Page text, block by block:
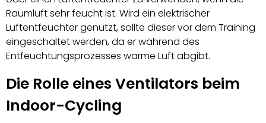
Raumluft sehr feucht ist. Wird ein elektrischer
Luftentfeuchter genutzt, sollte dieser vor dem Training
eingeschaltet werden, da er während des
Entfeuchtungsprozesses warme Luft abgibt.
Die Rolle eines Ventilators beim
Indoor-Cycling